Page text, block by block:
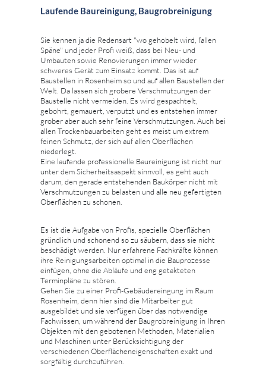
Laufende Baureinigung, Baugrobreinigung
Sie kennen ja die Redensart "wo gehobelt wird, fallen
Späne" und jeder Profi weiß, dass bei Neu- und
Umbauten sowie Renovierungen immer wieder
schweres Gerät zum Einsatz kommt. Das ist auf
Baustellen in Rosenheim so und auf allen Baustellen der
Welt. Da lassen sich grobere Verschmutzungen der
Baustelle nicht vermeiden. Es wird gespachtelt,
gebohrt, gemauert, verputzt und es entstehen immer
grober aber auch sehr feine Verschmutzungen. Auch bei
allen Trockenbauarbeiten geht es meist um extrem
feinen Schmutz, der sich auf allen Oberflächen
niederlegt.
Eine laufende professionelle Baureinigung ist nicht nur
unter dem Sicherheitsaspekt sinnvoll, es geht auch
darum, den gerade entstehenden Baukörper nicht mit
Verschmutzungen zu belasten und alle neu gefertigten
Oberflächen zu schonen.
Es ist die Aufgabe von Profis, spezielle Oberflächen
gründlich und schonend so zu säubern, dass sie nicht
beschädigt werden. Nur erfahrene Fachkräfte können
ihre Reinigungsarbeiten optimal in die Bauprozesse
einfügen, ohne die Abläufe und eng getakteten
Terminpläne zu stören.
Gehen Sie zu einer Profi-Gebäudereingung im Raum
Rosenheim, denn hier sind die Mitarbeiter gut
ausgebildet und sie verfügen über das notwendige
Fachwissen, um während der Baugrobreinigung in Ihren
Objekten mit den gebotenen Methoden, Materialien
und Maschinen unter Berücksichtigung der
verschiedenen Oberflächeneigenschaften exakt und
sorgfältig durchzuführen.